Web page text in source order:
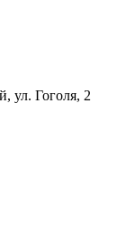
ул. Гоголя, 2